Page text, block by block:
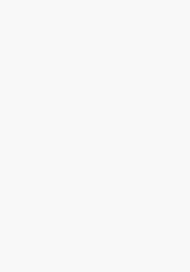
Öffnungszeiten und Informationen
erfolgt sind.
Raum werden aufgegriffen.